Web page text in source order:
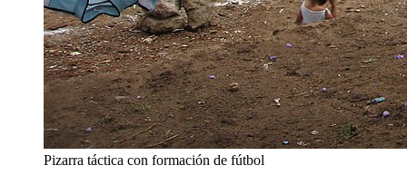
Pizarra táctica con formación de fútbol